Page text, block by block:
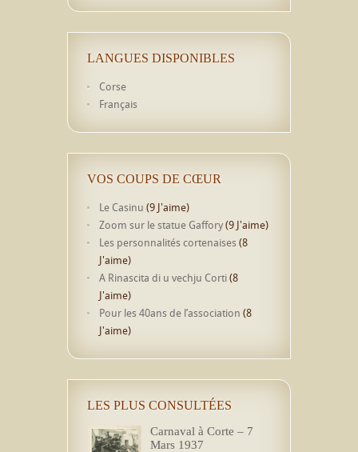
LANGUES DISPONIBLES
Corse
Français
VOS COUPS DE CŒUR
Le Casinu (9 J'aime)
Zoom sur le statue Gaffory(9 J'aime)
Les personnalités cortenaises (8
J'aime)
A Rinascita di u vechju Corti(8
J'aime)
Pour les 40ans de l’association (8
J'aime)
LES PLUS CONSULTÉES
Carnaval à Corte – 7
Mars 1937